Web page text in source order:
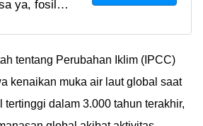
Tahun Dengan
ya, fosil
yang
Ã°ÂÂ¤Â
tentang Perubahan Iklim (IPCC)
kenaikan muka air laut global saat
tertinggi dalam 3.000 tahun terakhir,